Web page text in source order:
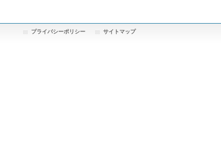
プライバシーポリシー サイトマップ